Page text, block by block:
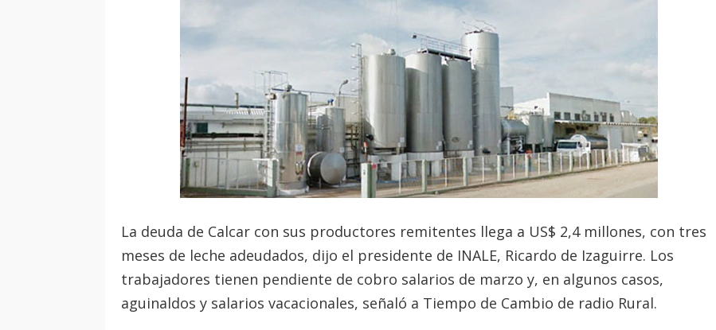
La deuda de Calcar con sus productores remitentes llega a US$ 2,4 millones, con tres
meses de leche adeudados, dijo el presidente de INALE, Ricardo de Izaguirre. Los
trabajadores tienen pendiente de cobro salarios de marzo y, en algunos casos,
aguinaldos y salarios vacacionales, señaló a Tiempo de Cambio de radio Rural.